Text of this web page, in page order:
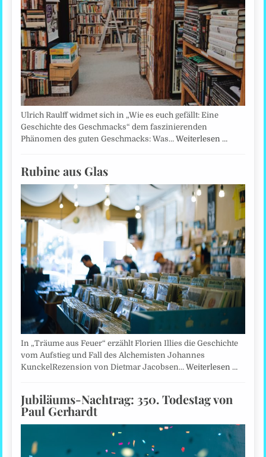
Ulrich Raulff widmet sich in „Wie es euch gefällt: Eine
Geschichte des Geschmacks“ dem faszinierenden
Phänomen des guten Geschmacks: Was…Weiterlesen …
Rubine aus Glas
In „Träume aus Feuer“ erzählt Florien Illies die Geschichte
vom Aufstieg und Fall des Alchemisten Johannes
KunckelRezension von Dietmar Jacobsen…Weiterlesen …
Jubiläums-Nachtrag: 350. Todestag von
Paul Gerhardt